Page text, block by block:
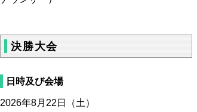
決勝大会
日時及び会場
2026年8月22日（土）